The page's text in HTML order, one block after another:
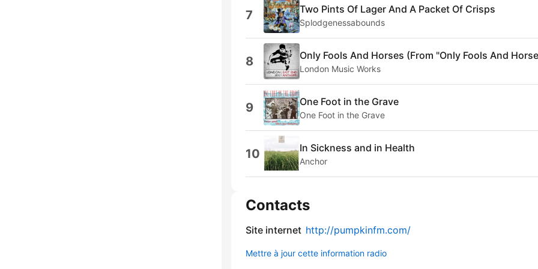
7 Two Pints Of Lager And A Packet Of Crisps
Splodgenessabounds
8 Only Fools And Horses (From "Only Fools And
London Music Works
9 One Foot in the Grave
One Foot in the Grave
10 In Sickness and in Health
Anchor
Contacts
Site internet http://pumpkinfm.com/
Mettre à jour cette information radio